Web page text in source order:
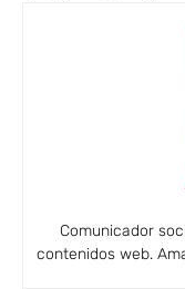
Comunicador
contenidos web.